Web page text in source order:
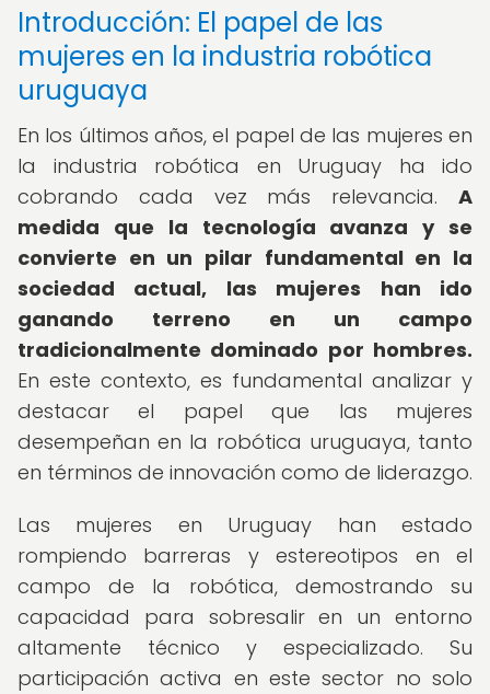
Introducción: El papel de las
mujeres en la industria robótica
uruguaya
En los últimos años, el papel de las mujeres en
la industria robótica en Uruguay ha ido
cobrando cada vez más relevancia. A
medida que la tecnología avanza y se
convierte en un pilar fundamental en la
sociedad actual, las mujeres han ido
ganando terreno en un campo
tradicionalmente dominado por hombres.
En este contexto, es fundamental analizar y
destacar el papel que las mujeres
desempeñan en la robótica uruguaya, tanto
en términos de innovación como de liderazgo.
Las mujeres en Uruguay han estado
rompiendo barreras y estereotipos en el
campo de la robótica, demostrando su
capacidad para sobresalir en un entorno
altamente técnico y especializado. Su
participación activa en este sector no solo